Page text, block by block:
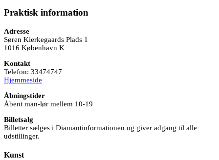
Praktisk information
Adresse
Søren Kierkegaards Plads 1
1016 København K
Kontakt
Telefon: 33474747
Hjemmeside
Åbningstider
Åbent man-lør mellem 10-19
Billetsalg
Billetter sælges i Diamantinformationen og giver adgang til alle
udstillinger.
Kunst